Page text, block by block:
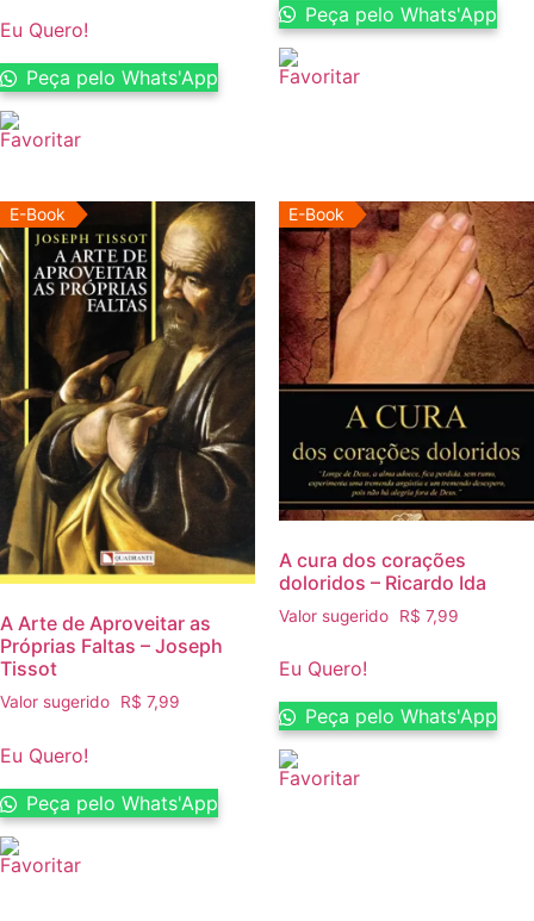
Eu Quero!
Peça pelo Whats'App
Peça pelo Whats'App
E-Book
A Arte de Aproveitar as
Próprias Faltas – Joseph
Tissot
Valor sugerido R$ 7,99
Eu Quero!
Peça pelo Whats'App
E-Book
A cura dos corações
doloridos – Ricardo Ida
Valor sugerido R$ 7,99
Eu Quero!
Peça pelo Whats'App